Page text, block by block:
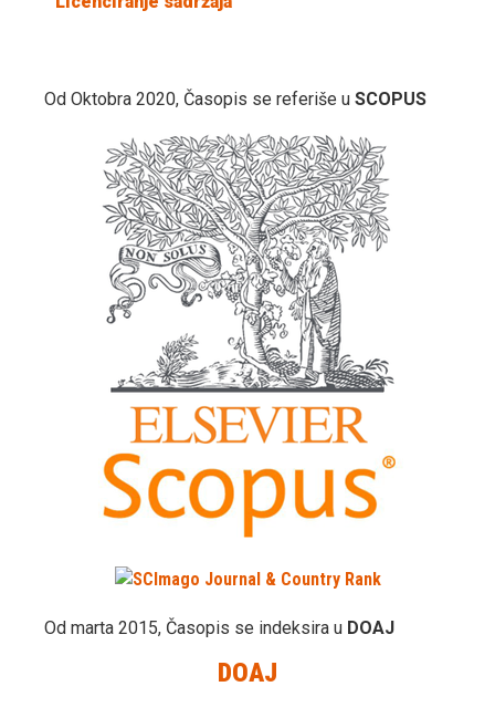
Od Oktobra 2020, Časopis se referiše u SCOPUS
Od marta 2015, Časopis se indeksira u DOAJ
DOAJ